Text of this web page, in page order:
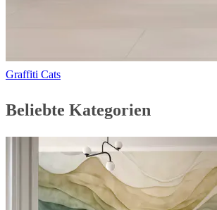
Graffiti Cats
Beliebte Kategorien